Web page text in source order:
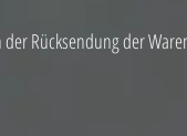
Rücksendung der